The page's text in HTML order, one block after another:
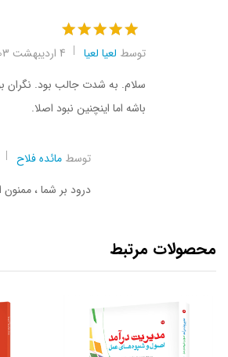
نمره5از 5 توسط لعیا لعیا
4 اردیبهشت 1403
سلام. به شدت جالب بود. نگران
باشه اما اینچنین نبود اصلا.
توسط مائده فلاح
درود بر شما ، ممنون
محصولات مرتبط